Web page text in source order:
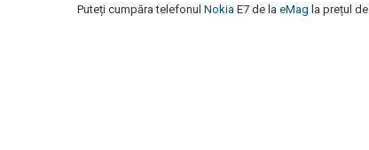
Puteți cumpăra telefonul Nokia E7 de la eMag la prețul de